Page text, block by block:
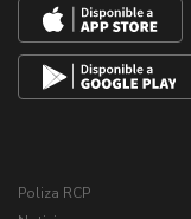
Poliza RCP